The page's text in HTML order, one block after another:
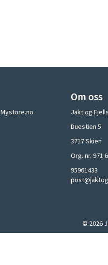
Mystore.no
Om oss
Jakt og
Duestien 5
3717 Skien
Org. nr. 971
95961433
© 2026